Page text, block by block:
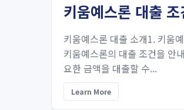
키움예스론 대출
키움예스론 대출 소개1. 키움
키움예스론의 대출 조건을 안
요한 금액을 대출할 수...
Learn More